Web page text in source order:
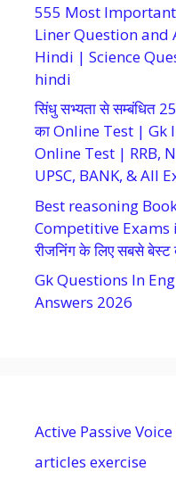
555 Most Important
Liner Question and
Hindi | Science
hindi
सिंधु सभ्यता से सम्बंधित 25
का Online Test | Gk
Online Test | RRB,
UPSC, BANK, & All
Best reasoning
Competitive
रीजनिंग के लिए सबसे बेस्ट
Gk Questions In
Answers 2026
Active Passive
articles exercise